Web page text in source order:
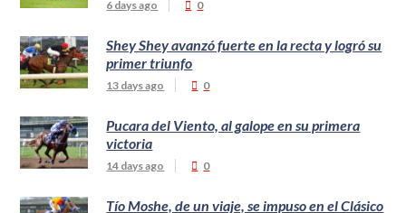
6 days ago 0
Shey Shey avanzó fuerte en la recta y logró su
primer triunfo
13 days ago 0
Pucara del Viento, al galope en su primera
victoria
14 days ago 0
Tío Moshe, de un viaje, se impuso en el Clásico